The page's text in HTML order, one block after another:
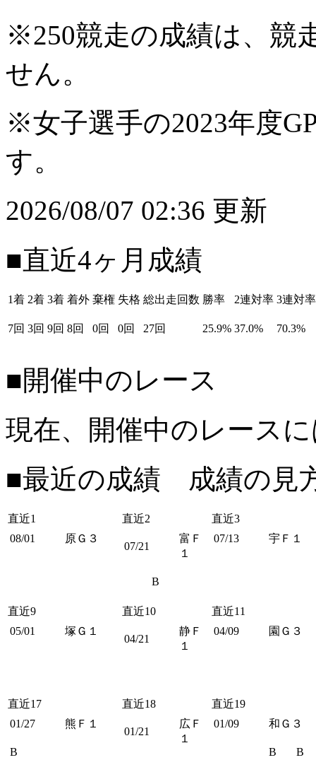
※250競走の成績は、競
せん。
※女子選手の2023年度
す。
2026/08/07 02:36 更新
■直近4ヶ月成績
1着 2着 3着 着外 棄権 失格 総出走回数 勝率 2連対率 3連対率
7回 3回 9回 8回 0回 0回 27回 25.9% 37.0% 70.3%
■開催中のレース
現在、開催中のレース
■最近の成績 成績の見
直近1 直近2
直近3
08/01
原Ｇ３
07/21
富Ｆ
１
B
07/13 宇Ｆ１
直近9 直近10
直近11
05/01
塚Ｇ１
04/21
静Ｆ
１
04/09 園Ｇ３
直近17 直近18
直近19
01/27
熊Ｆ１
B
01/21
広Ｆ
１
01/09 和Ｇ３
B B